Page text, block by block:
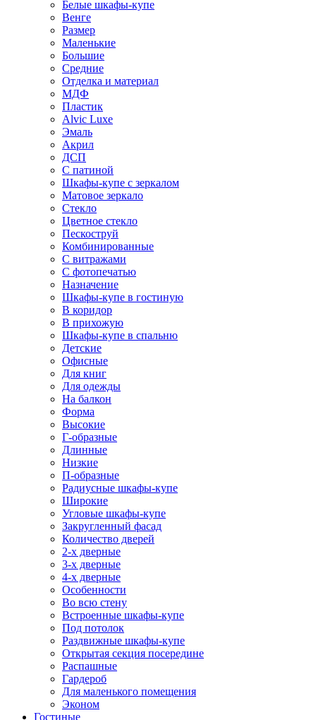
Белые шкафы-купе
Венге
Размер
Маленькие
Большие
Средние
Отделка и материал
МДФ
Пластик
Alvic Luxe
Эмаль
Акрил
ДСП
С патиной
Шкафы-купе с зеркалом
Матовое зеркало
Стекло
Цветное стекло
Пескоструй
Комбинированные
С витражами
С фотопечатью
Назначение
Шкафы-купе в гостиную
В коридор
В прихожую
Шкафы-купе в спальню
Детские
Офисные
Для книг
Для одежды
На балкон
Форма
Высокие
Г-образные
Длинные
Низкие
П-образные
Радиусные шкафы-купе
Широкие
Угловые шкафы-купе
Закругленный фасад
Количество дверей
2-х дверные
3-х дверные
4-х дверные
Особенности
Во всю стену
Встроенные шкафы-купе
Под потолок
Раздвижные шкафы-купе
Открытая секция посередине
Распашные
Гардероб
Для маленького помещения
Эконом
Гостиные